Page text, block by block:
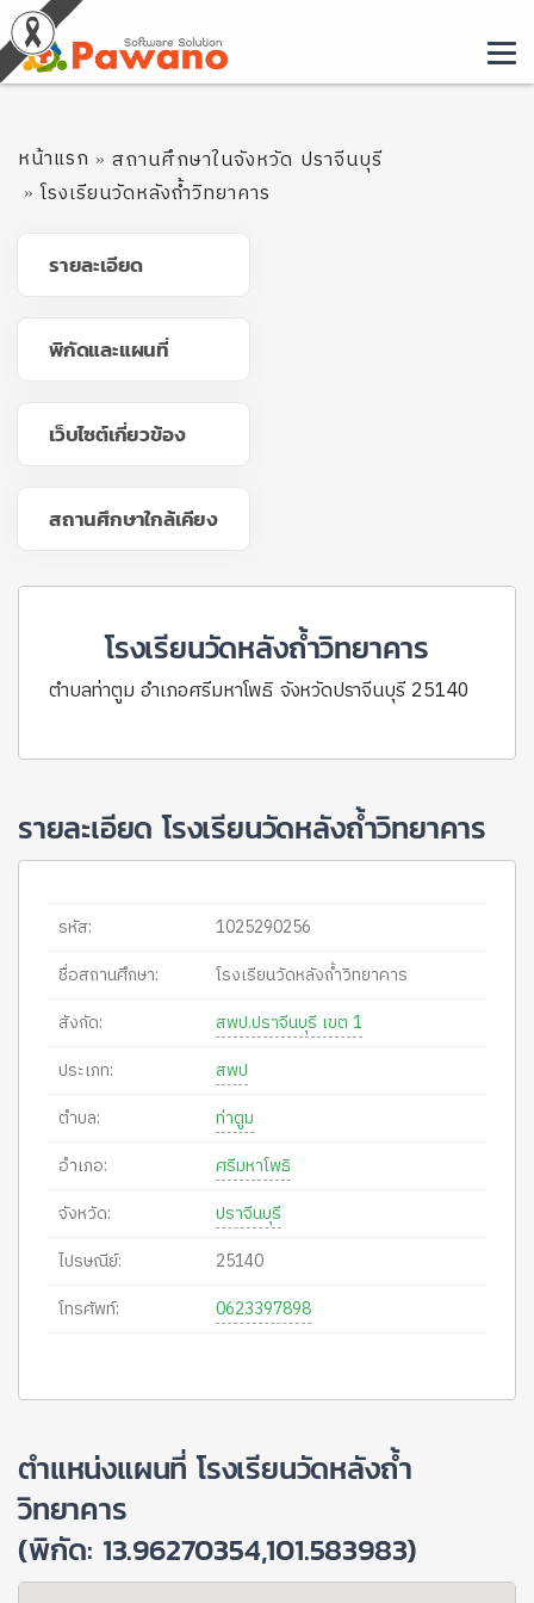
หน้าแรก
สถานศึกษาในจังหวัด ปราจีนบุรี
โรงเรียนวัดหลังถ้ำวิทยาคาร
รายละเอียด
พิกัดและแผนที่
เว็บไซต์เกี่ยวข้อง
สถานศึกษาใกล้เคียง
โรงเรียนวัดหลังถ้ำวิทยาคาร
ตำบลท่าตูม อำเภอศรีมหาโพธิ จังหวัดปราจีนบุรี 25140
รายละเอียด โรงเรียนวัดหลังถ้ำวิทยาคาร
รหัส:
1025290256
ชื่อสถานศึกษา:
โรงเรียนวัดหลังถ้ำวิทยาคาร
สังกัด:
สพป.ปราจีนบุรี เขต 1
ประเภท:
สพป
ตำบล:
ท่าตูม
อำเภอ:
ศรีมหาโพธิ
จังหวัด:
ปราจีนบุรี
ไปรษณีย์:
25140
โทรศัพท์:
0623397898
ตำแหน่งแผนที่ โรงเรียนวัดหลังถ้ำ
วิทยาคาร
(พิกัด: 13.96270354,101.583983)